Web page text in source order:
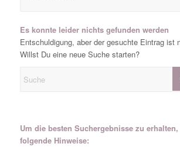
Es konnte leider nichts gefunden werden
Entschuldigung, aber der gesuchte Eintrag ist
Willst Du eine neue Suche starten?
Um die besten Suchergebnisse zu
folgende Hinweise: